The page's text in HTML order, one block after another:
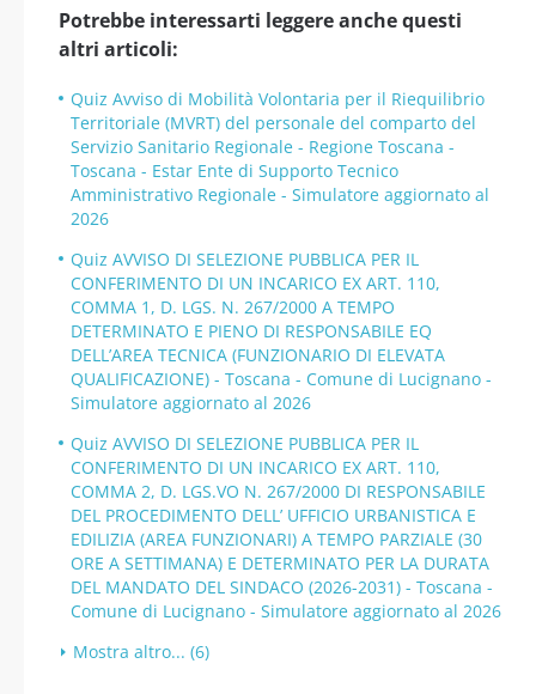
Potrebbe interessarti leggere anche questi
altri articoli:
Quiz Avviso di Mobilità Volontaria per il Riequilibrio
Territoriale (MVRT) del personale del comparto del
Servizio Sanitario Regionale - Regione Toscana -
Toscana - Estar Ente di Supporto Tecnico
Amministrativo Regionale - Simulatore aggiornato al
2026
Quiz AVVISO DI SELEZIONE PUBBLICA PER IL
CONFERIMENTO DI UN INCARICO EX ART. 110,
COMMA 1, D. LGS. N. 267/2000 A TEMPO
DETERMINATO E PIENO DI RESPONSABILE EQ
DELL’AREA TECNICA (FUNZIONARIO DI ELEVATA
QUALIFICAZIONE) - Toscana - Comune di Lucignano -
Simulatore aggiornato al 2026
Quiz AVVISO DI SELEZIONE PUBBLICA PER IL
CONFERIMENTO DI UN INCARICO EX ART. 110,
COMMA 2, D. LGS.VO N. 267/2000 DI RESPONSABILE
DEL PROCEDIMENTO DELL’ UFFICIO URBANISTICA E
EDILIZIA (AREA FUNZIONARI) A TEMPO PARZIALE (30
ORE A SETTIMANA) E DETERMINATO PER LA DURATA
DEL MANDATO DEL SINDACO (2026-2031) - Toscana -
Comune di Lucignano - Simulatore aggiornato al 2026
Mostra altro... (6)